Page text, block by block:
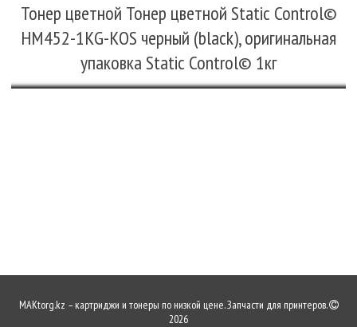
Тонер цветной Тонер цветной Static Control©
HM452-1KG-KOS черный (black), оригинальная
упаковка Static Control© 1кг
MAKtorg.kz – картриджи и тонеры по низкой цене. Запчасти для принтеров.
2026